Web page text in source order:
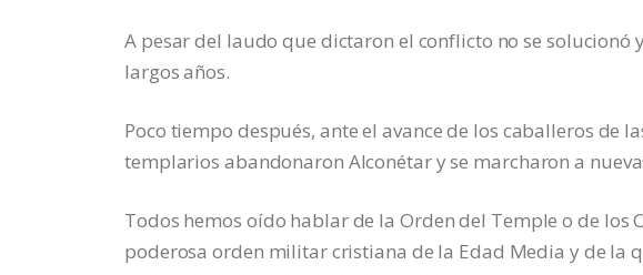
A pesar del laudo que dictaron el conflicto no se
largos años.
Poco tiempo después, ante el avance de los caballeros de
templarios abandonaron Alconétar y se marcharon a
Todos hemos oído hablar de la Orden del Temple o de los
poderosa orden militar cristiana de la Edad Media y de la